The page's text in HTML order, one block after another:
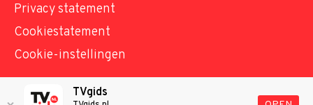
Privacy statement
Cookiestatement
Cookie-instellingen
© TVgids.nl 2026 - All rights reserved. No text and
TVgids